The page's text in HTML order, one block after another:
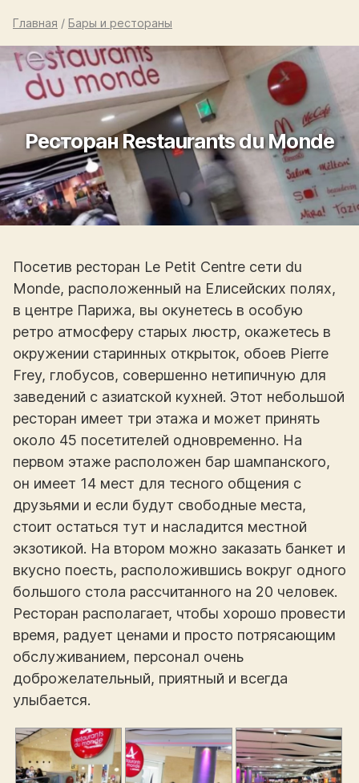
Главная / Бары и рестораны
Ресторан Restaurants du Monde
Посетив ресторан Le Petit Centre сети du
Monde, расположенный на Елисейских полях,
в центре Парижа, вы окунетесь в особую
ретро атмосферу старых люстр, окажетесь в
окружении старинных открыток, обоев Pierre
Frey, глобусов, совершенно нетипичную для
заведений с азиатской кухней. Этот небольшой
ресторан имеет три этажа и может принять
около 45 посетителей одновременно. На
первом этаже расположен бар шампанского,
он имеет 14 мест для тесного общения с
друзьями и если будут свободные места,
стоит остаться тут и насладится местной
экзотикой. На втором можно заказать банкет и
вкусно поесть, расположившись вокруг одного
большого стола рассчитанного на 20 человек.
Ресторан располагает, чтобы хорошо провести
время, радует ценами и просто потрясающим
обслуживанием, персонал очень
доброжелательный, приятный и всегда
улыбается.